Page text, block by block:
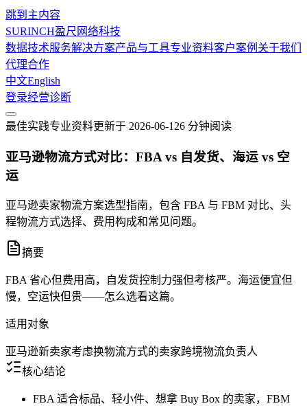
跳到主内容
SURINCH盈尺网络科技
数据技术服务解决方案产品与工具专业资料客户案例 关于我们
代理合作
中文English
登录经营诊断
最佳实践专业资料更新于 2026-06-126 分钟阅读
亚马逊物流方式对比：FBA vs 自发货、海运 vs 空
运
亚马逊卖家物流方案选型指南，包含 FBA 与 FBM 对比、头
程物流方式选择、费用构成和常见问题。
摘要
FBA 省心但费用高，自发货控制力强但考核严。海运便宜但
慢，空运快但贵——怎么选看这篇。
适用对象
亚马逊新卖家考虑换物流方式的卖家跨境物流负责人
核心结论
FBA 适合标品、轻小件、想拿 Buy Box 的卖家，FBM